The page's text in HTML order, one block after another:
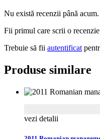
Nu există recenzii până acum.
Fii primul care scrii o
Trebuie să fii autentificat
Produse similare
vezi detalii